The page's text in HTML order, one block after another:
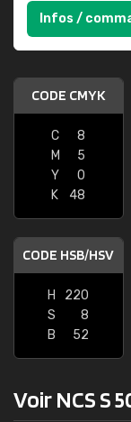
Infos /
CODE CMYK
C
8
M
5
Y
0
K
48
CODE HSB/HSV
H
220
S
8
B
52
Voir NCS S